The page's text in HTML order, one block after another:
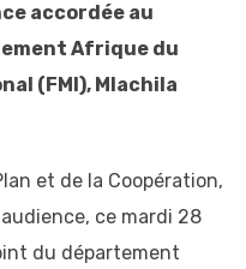
accordée au
Afrique du
(FMI), Mlachila
et de la Coopération,
ce mardi 28
du département